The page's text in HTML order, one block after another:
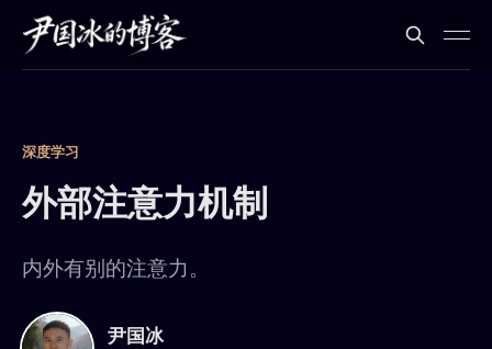
深度学习
外部注意力机制
内外有别的注意力。
尹国冰